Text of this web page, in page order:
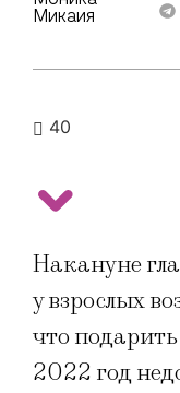
Микаия
40
Накануне
у взрослых
что
2022 год